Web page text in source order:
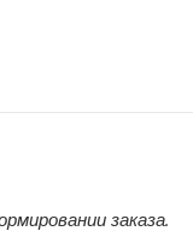
заказа.